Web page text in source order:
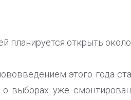
планируется открыть
этого года
о выборах уже